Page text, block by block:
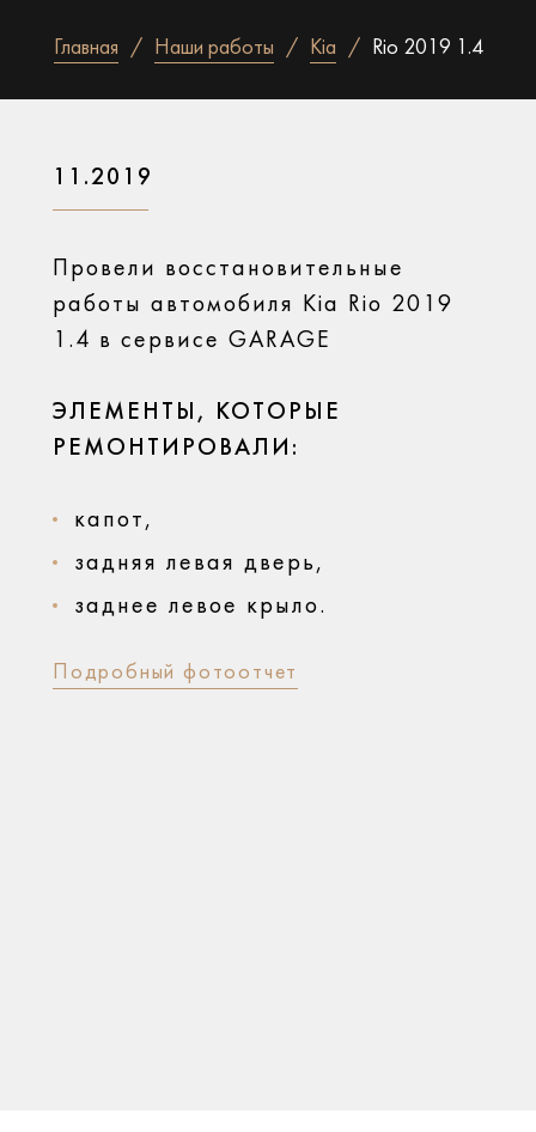
Главная Наши работы Kia Rio 2019 1.4
11.2019
Провели восстановительные
работы автомобиля Kia Rio 2019
1.4 в сервисе GARAGE
ЭЛЕМЕНТЫ, КОТОРЫЕ
РЕМОНТИРОВАЛИ:
капот,
задняя левая дверь,
заднее левое крыло.
Подробный фотоотчет